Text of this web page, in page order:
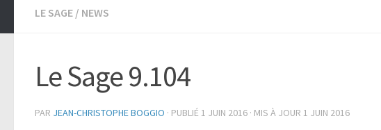
LE SAGE / NEWS
Le Sage 9.104
PAR JEAN-CHRISTOPHE BOGGIO · PUBLIÉ 1 JUIN 2016 · MIS À JOUR 1 JUIN 2016